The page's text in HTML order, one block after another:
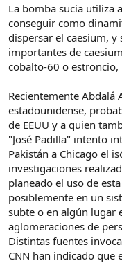
La bomba sucia utiliza
conseguir como
dispersar el caesium,
importantes de
cobalto-60 o
Recientemente Abdalá
estadounidense,
de EEUU y a quien
"José Padilla" intento
Pakistán a Chicago el
investigaciones
planeado el uso de
posiblemente en un
subte o en algún lugar
aglomeraciones de
Distintas fuentes
CNN han indicado que